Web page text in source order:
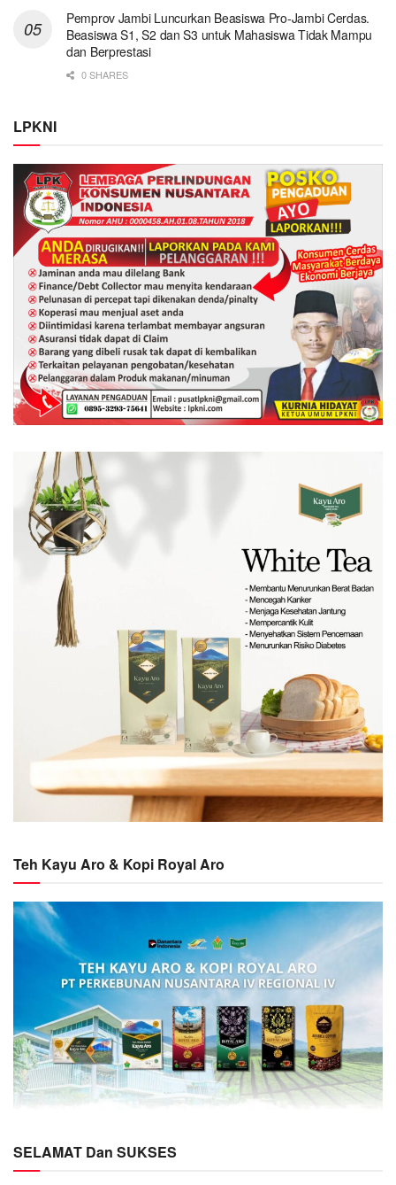
Pemprov Jambi Luncurkan Beasiswa Pro-Jambi Cerdas.
Beasiswa S1, S2 dan S3 untuk Mahasiswa Tidak Mampu
dan Berprestasi
0 SHARES
LPKNI
Teh Kayu Aro & Kopi Royal Aro
SELAMAT Dan SUKSES